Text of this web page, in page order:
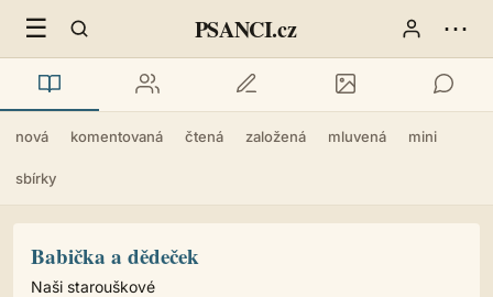
☰ PSANCI.cz ⋯
nová komentovaná čtená založená mluvená mini
sbírky
Babička a dědeček
Naši starouškové